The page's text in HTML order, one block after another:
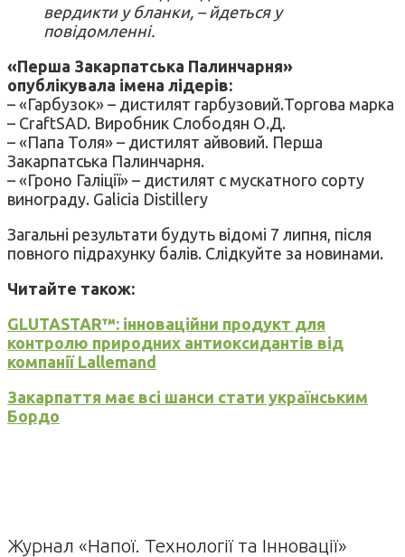
вердикти у бланки, – йдеться у
повідомленні.
«Перша Закарпатська Палинчарня»
опублікувала імена лідерів:
– «Гарбузок» – дистилят гарбузовий.Торгова марка
– CraftSAD. Виробник Слободян О.Д.
– «Папа Толя» – дистилят айвовий. Перша
Закарпатська Палинчарня.
– «Гроно Галіції» – дистилят с мускатного сорту
винограду. Galicia Distillery
Загальні результати будуть відомі 7 липня, після
повного підрахунку балів. Слідкуйте за новинами.
Читайте також:
GLUTASTAR™: інноваційни продукт для
контролю природних антиоксидантів від
компанії Lallemand
Закарпаття має всі шанси стати українським
Бордо
Журнал «Напої. Технології та Інновації»